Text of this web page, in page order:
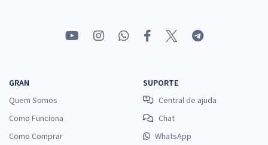
GRAN
Quem Somos
Como Funciona
Como Comprar
SUPORTE
Central de ajuda
Chat
WhatsApp